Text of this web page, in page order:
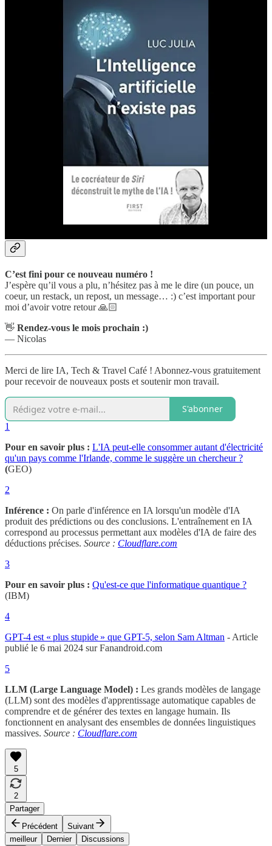
artificielle, en proposant un regard éclairé sur son évolution et ses
implications dans notre quotidien. Il préfère d’ailleurs parler
d’intelligence “augmentée” plutôt qu’artificielle.
Je ne peux que vous conseiller la lecture de ce livre qui vous
aidera également à mieux comprendre l’histoire de l’IA.
💬 Votre avis m’intéresse !
Vous souhaitez participer à cet échange, apporter votre vision sur ce
sujet… n’hésitez pas à intervenir, que ce soit ici sur
Instagram… :)
Laissez un commentaire.
☕️ Un café… l’addition !
C’est fini pour ce nouveau numéro !
J’espère qu’il vous a plu, n’hésitez pas à me le dire (un pouce, un
coeur, un restack, un repost, un message… :) c’est important pour
moi d’avoir votre retour 🙏🏻
👋 Rendez-vous le mois prochain :)
— Nicolas
Merci de lire IA, Tech & Travel Café ! Abonnez-vous gratuitement
pour recevoir de nouveaux posts et soutenir mon travail.
S'abonner
1
Pour en savoir plus : L'IA peut-elle consommer autant d'électricité
qu'un pays comme l'Irlande, comme le suggère un chercheur ?
(GEO)
2
Inférence : On parle d'inférence en IA lorsqu'un modèle d'IA
produit des prédictions ou des conclusions. L'entraînement en IA
correspond au processus permettant aux modèles d'IA de faire des
déductions précises. Source : Cloudflare.com
3
Pour en savoir plus : Qu'est-ce que l'informatique quantique ?
(IBM)
4
GPT-4 est « plus stupide » que GPT-5, selon Sam Altman - Article
publié le 6 mai 2024 sur Fanandroid.com
5
LLM (Large Language Model) : Les grands modèles de langage
(LLM) sont des modèles d'apprentissage automatique capables de
comprendre et de générer des textes en langage humain. Ils
fonctionnent en analysant des ensembles de données linguistiques
massives. Source : Cloudflare.com
5
2
Partager
Précédent
Suivant
meilleur
Dernier Discussions